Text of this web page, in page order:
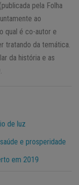
pela Folha
ao
qual é co-autor e
tratando da temática.
da história e as
de luz
e prosperidade
em 2019